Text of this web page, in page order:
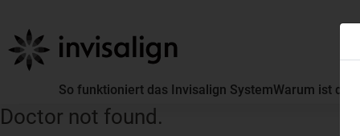
So funktioniert das Invisalign SystemWarum ist die
Doctor not found.